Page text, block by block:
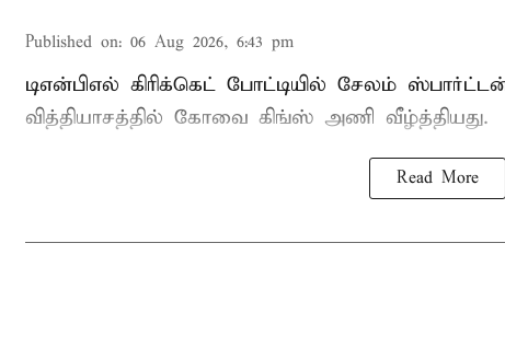
Published on: 06 Aug 2026, 6:43 pm
டிஎன்பிஎல் கிரிக்கெட் போட்டியில் சேலம்
வித்தியாசத்தில் கோவை கிங்ஸ் அணி வீழ்த்தியது.
Read More